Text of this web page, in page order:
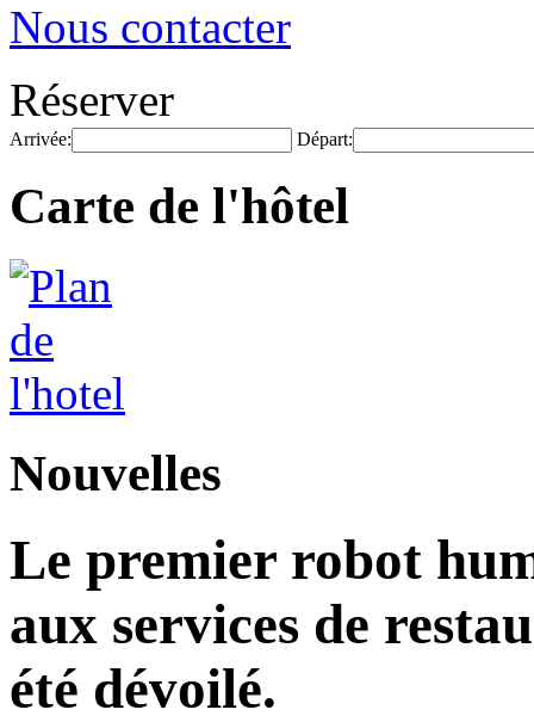
Nous contacter
Réserver
Arrivée: Départ:
Carte de l'hôtel
Nouvelles
Le premier robot
aux services de
été dévoilé.